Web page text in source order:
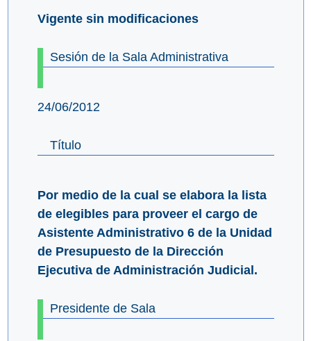
Vigente sin modificaciones
Sesión de la Sala Administrativa
24/06/2012
Título
Por medio de la cual se elabora la lista
de elegibles para proveer el cargo de
Asistente Administrativo 6 de la Unidad
de Presupuesto de la Dirección
Ejecutiva de Administración Judicial.
Presidente de Sala